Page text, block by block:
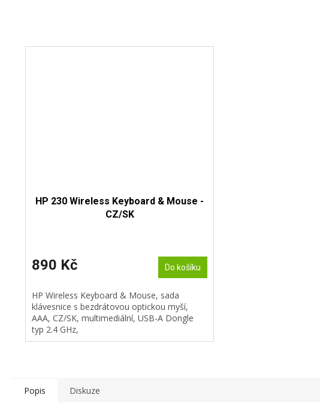
HP 230 Wireless Keyboard & Mouse -
CZ/SK
890 Kč Do košíku
HP Wireless Keyboard & Mouse, sada
klávesnice s bezdrátovou optickou myší,
AAA, CZ/SK, multimediální, USB-A Dongle
typ 2.4 GHz,
Popis Diskuze